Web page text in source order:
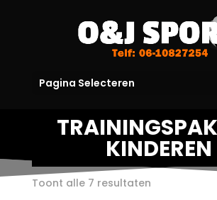
Pagina Selecteren
KINDEREN
Toont alle 7 resultaten